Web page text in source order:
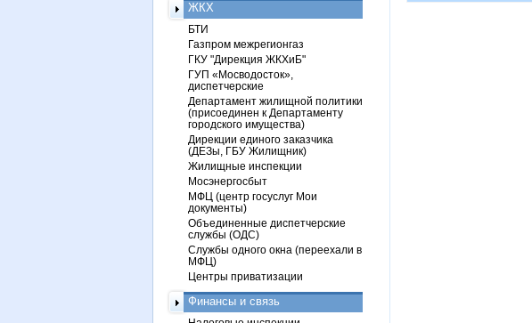
ЖКХ
БТИ
Газпром межрегионгаз
ГКУ "Дирекция ЖКХиБ"
ГУП «Мосводосток»,
диспетчерские
Департамент жилищной политики
(присоединен к Департаменту
городского имущества)
Дирекции единого заказчика
(ДЕЗы, ГБУ Жилищник)
Жилищные инспекции
Мосэнергосбыт
МФЦ (центр госуслуг Мои
документы)
Объединенные диспетчерские
службы (ОДС)
Службы одного окна (переехали в
МФЦ)
Центры приватизации
Финансы и связь